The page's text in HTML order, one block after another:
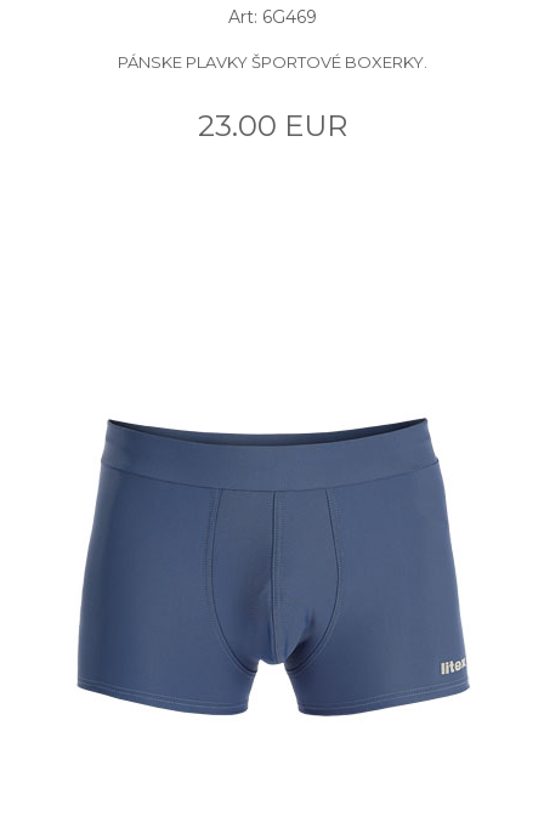
Art: 6G469
PÁNSKE PLAVKY ŠPORTOVÉ BOXERKY.
23.00 EUR